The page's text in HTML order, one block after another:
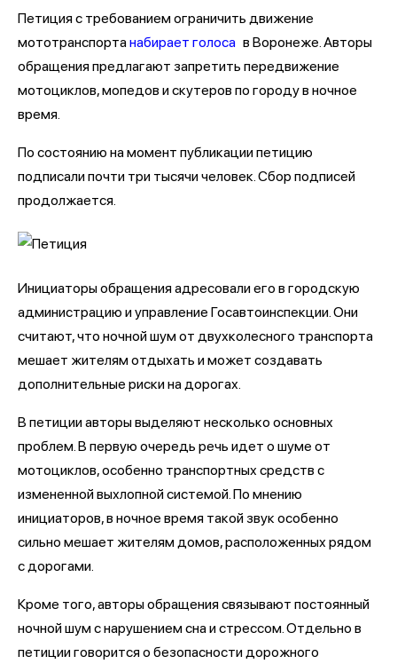
Петиция с требованием ограничить движение
мототранспортанабирает голоса в Воронеже. Авторы
обращения предлагают запретить передвижение
мотоциклов, мопедов и скутеров по городу в ночное
время.
По состоянию на момент публикации петицию
подписали почти три тысячи человек. Сбор подписей
продолжается.
Инициаторы обращения адресовали его в городскую
администрацию и управление Госавтоинспекции. Они
считают, что ночной шум от двухколесного транспорта
мешает жителям отдыхать и может создавать
дополнительные риски на дорогах.
В петиции авторы выделяют несколько основных
проблем. В первую очередь речь идет о шуме от
мотоциклов, особенно транспортных средств с
измененной выхлопной системой. По мнению
инициаторов, в ночное время такой звук особенно
сильно мешает жителям домов, расположенных рядом
с дорогами.
Кроме того, авторы обращения связывают постоянный
ночной шум с нарушением сна и стрессом. Отдельно в
петиции говорится о безопасности дорожного